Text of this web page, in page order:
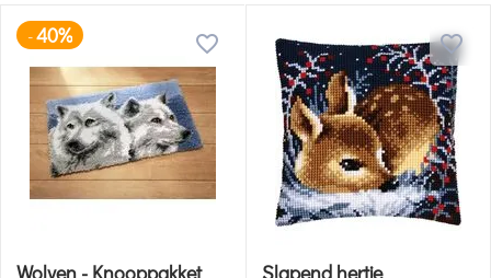
-40%
Wolven - Knooppakket
Slapend hertje